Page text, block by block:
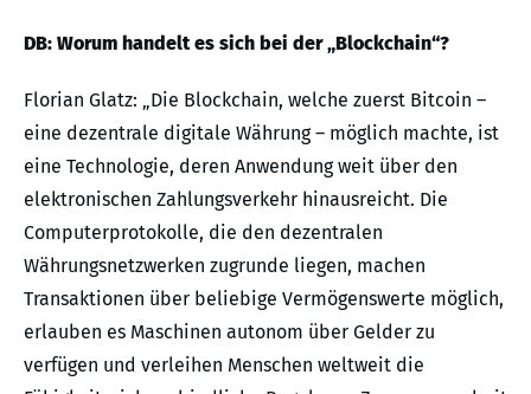
DB: Worum handelt es sich bei der „Blockchain“?
Florian Glatz: „Die Blockchain, welche zuerst Bitcoin –
eine dezentrale digitale Währung – möglich machte, ist
eine Technologie, deren Anwendung weit über den
elektronischen Zahlungsverkehr hinausreicht. Die
Computerprotokolle, die den dezentralen
Währungsnetzwerken zugrunde liegen, machen
Transaktionen über beliebige Vermögenswerte möglich,
erlauben es Maschinen autonom über Gelder zu
verfügen und verleihen Menschen weltweit die